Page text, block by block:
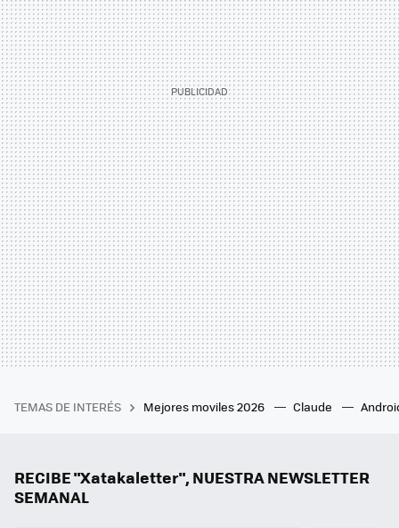
TEMAS DE INTERÉS Mejores moviles 2026 Claude
RECIBE "Xatakaletter", NUESTRA NEWSLETTER
SEMANAL